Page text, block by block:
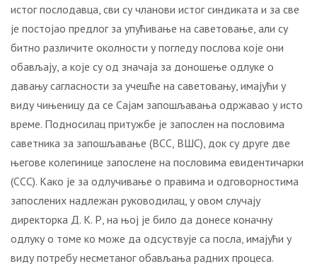
истог послодавца, сви су чланови истог синдиката и за све
је постојао предлог за упућивање на саветовање, али су
битно различите околности у погледу послова које они
обављају, а које су од значаја за доношење одлуке о
давању сагласности за учешће на саветовању, имајући у
виду чињеницу да се Сајам запошљавања одржавао у исто
време. Подносилац притужбе је запослен на пословима
саветника за запошљавање (ВСС, ВШС), док су друге две
његове колегинице запослене на пословима евидентичарки
(ССС). Како је за одлучивање о правима и одговорностима
запослених надлежан руководилац, у овом случају
директорка Д. К. Р, на њој је било да донесе коначну
одлуку о томе ко може да одсуствује са посла, имајући у
виду потребу несметаног обављања радних процеса.